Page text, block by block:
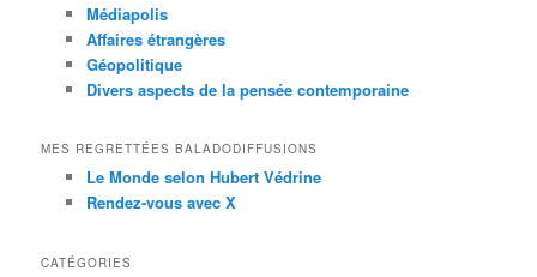
Médiapolis
Affaires étrangères
Géopolitique
Divers aspects de la pensée contemporaine
MES REGRETTÉES BALADODIFFUSIONS
Le Monde selon Hubert Védrine
Rendez-vous avec X
CATÉGORIES